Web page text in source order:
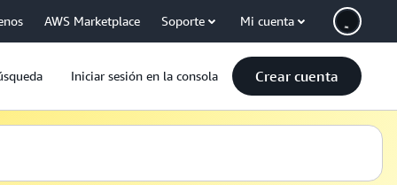
AWS Marketplace Soporte Mi cuenta
Iniciar sesión en la consola Crear cuenta